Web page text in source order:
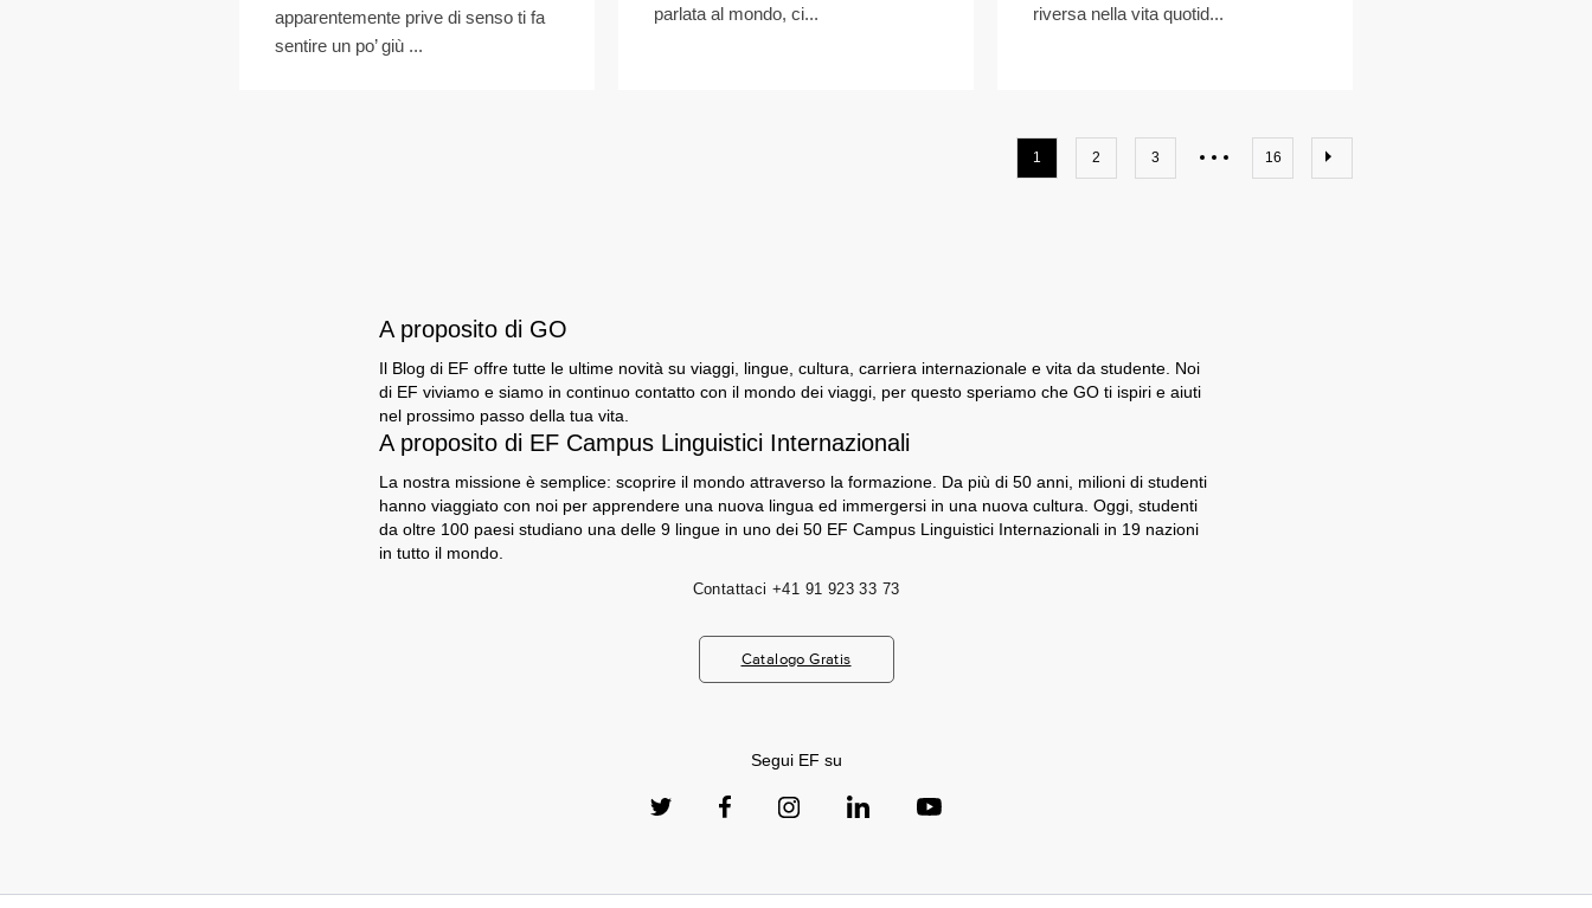
apparentemente prive di senso ti fa
sentire un po’ giù ...
parlata al mondo, ci...
riversa nella vita quotid...
1 2 3 16
A proposito di GO
Il Blog di EF offre tutte le ultime novità su viaggi, lingue, cultura, carriera internazionale e vita da studente. Noi
di EF viviamo e siamo in continuo contatto con il mondo dei viaggi, per questo speriamo che GO ti ispiri e aiuti
nel prossimo passo della tua vita.
A proposito di EF Campus Linguistici Internazionali
La nostra missione è semplice: scoprire il mondo attraverso la formazione. Da più di 50 anni, milioni di studenti
hanno viaggiato con noi per apprendere una nuova lingua ed immergersi in una nuova cultura. Oggi, studenti
da oltre 100 paesi studiano una delle 9 lingue in uno dei 50 EF Campus Linguistici Internazionali in 19 nazioni
in tutto il mondo.
Contattaci +41 91 923 33 73
Catalogo Gratis
Segui EF su